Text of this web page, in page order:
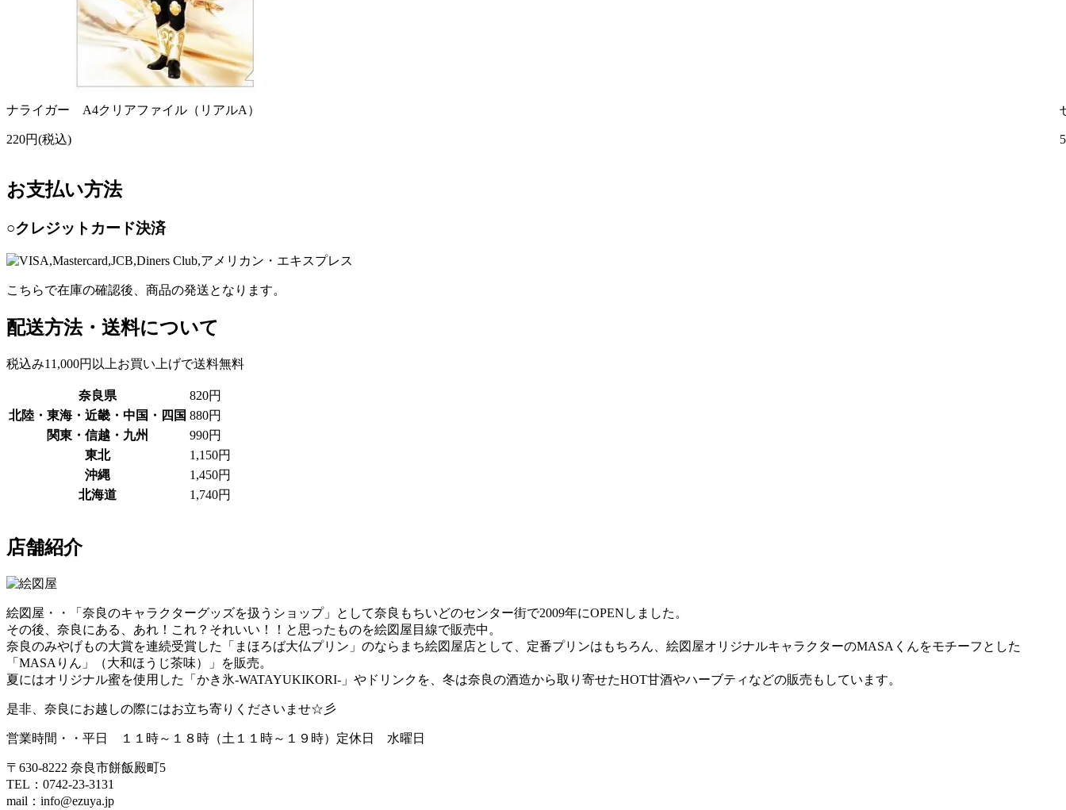
ナライガー A4クリアファイル（リアルA）
220円(税込)
お支払い方法
○クレジットカード決済
こちらで在庫の確認後、商品の発送となります。
配送方法・送料について
税込み11,000円以上お買い上げで送料無料
奈良県
820円
北陸・東海・近畿・中国・四国 880円
関東・信越・九州
990円
東北
1,150円
沖縄
1,450円
北海道
1,740円
店舗紹介
絵図屋・・「奈良のキャラクターグッズを扱うショップ」として奈良もちいどのセンター街で2009年にOPENしました。
その後、奈良にある、あれ！これ？それいい！！と思ったものを絵図屋目線で販売中。
奈良のみやげもの大賞を連続受賞した「まほろば大仏プリン」のならまち絵図屋店として、定番プリンはもちろん、絵図屋オリジナルキャラクターのMASAくんをモチーフとした
「MASAりん」（大和ほうじ茶味）」を販売。
夏にはオリジナル蜜を使用した「かき氷‐WATAYUKIKORI‐」やドリンクを、冬は奈良の酒造から取り寄せたHOT甘酒やハーブティなどの販売もしています。
是非、奈良にお越しの際にはお立ち寄りくださいませ☆彡
営業時間・・平日 １１時～１８時（土１１時～１９時）定休日 水曜日
〒630-8222 奈良市餅飯殿町5
TEL：0742-23-3131
mail：info@ezuya.jp